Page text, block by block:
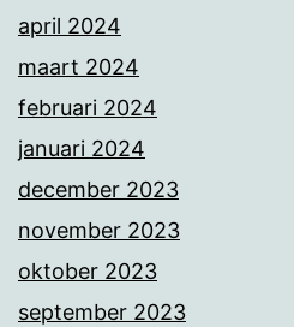
april 2024
maart 2024
februari 2024
januari 2024
december 2023
november 2023
oktober 2023
september 2023